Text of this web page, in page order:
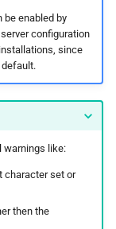
be enabled by
configuration
since
warnings like:
character set or
then the